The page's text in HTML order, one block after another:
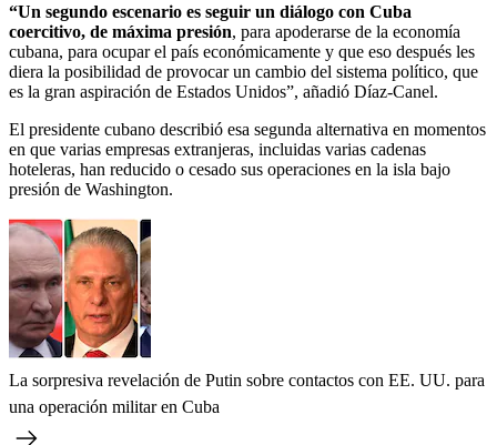
“Un segundo escenario es seguir un diálogo con Cuba
coercitivo, de máxima presión, para apoderarse de la economía
cubana, para ocupar el país económicamente y que eso después les
diera la posibilidad de provocar un cambio del sistema político, que
es la gran aspiración de Estados Unidos”, añadió Díaz-Canel.
El presidente cubano describió esa segunda alternativa en momentos
en que varias empresas extranjeras, incluidas varias cadenas
hoteleras, han reducido o cesado sus operaciones en la isla bajo
presión de Washington.
La sorpresiva revelación de Putin sobre contactos con EE. UU. para
una operación militar en Cuba